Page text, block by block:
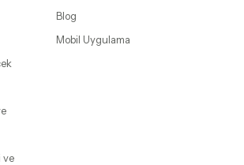
ve
Blog
Mobil Uygulama